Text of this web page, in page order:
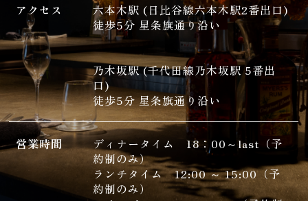
アクセス
六本木駅 (日比谷線六本木駅2番出口)
徒歩5分 星条旗通り沿い
乃木坂駅 (千代田線乃木坂駅 5番出
口)
徒歩5分 星条旗通り沿い
営業時間
ディナータイム 18：00～last（予
約制のみ）
ランチタイム 12:00 ～ 15:00（予
約制のみ）